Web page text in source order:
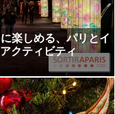
楽しめる、パリとイ
クティビティ